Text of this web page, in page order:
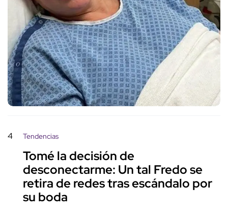
4 Tendencias
Tomé la decisión de
desconectarme: Un tal Fredo se
retira de redes tras escándalo por
su boda